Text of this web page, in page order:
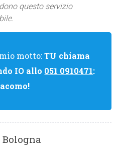
questo servizio
motto:TU chiama
IO allo 051 0910471: